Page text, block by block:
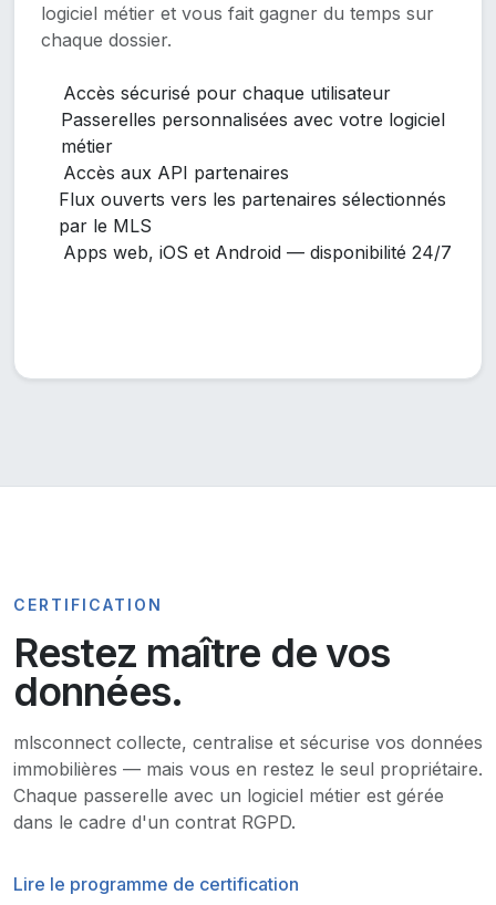
logiciel métier et vous fait gagner du temps sur
chaque dossier.
Accès sécurisé pour chaque utilisateur
Passerelles personnalisées avec votre logiciel
métier
Accès aux API partenaires
Flux ouverts vers les partenaires sélectionnés
par le MLS
Apps web, iOS et Android — disponibilité 24/7
CERTIFICATION
Restez maître de vos
données.
mlsconnect collecte, centralise et sécurise vos données
immobilières — mais vous en restez le seul propriétaire.
Chaque passerelle avec un logiciel métier est gérée
dans le cadre d'un contrat RGPD.
Lire le programme de certification